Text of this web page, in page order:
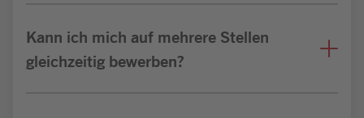
Kann ich mich auf mehrere Stellen
gleichzeitig bewerben?